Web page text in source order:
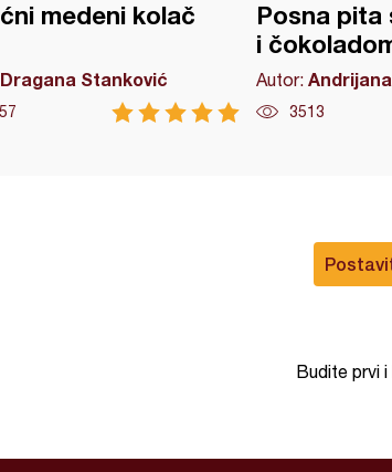
medeni kolač
Dragana Stanković
Posna pita
i
Autor: Andrijana
3513
Budite prvi